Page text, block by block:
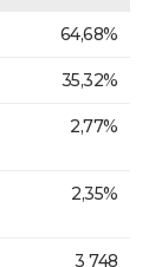
64,68%
35,32%
2,77%
2,35%
3 748